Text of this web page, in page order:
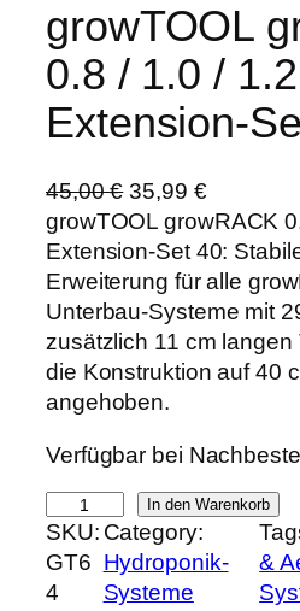
growTOOL
0.8 / 1.0 / 1.2
Extension-
45,00€ U
r
s
p
r
ü
n
g
i
c
h
e
r
35,99 €A
k
t
u
e
l
l
P
r
e
i
growTOOL growRACK
Extension-Set 40:
Erweiterung für alle
Unterbau-Systeme mit
zusätzlich 11 cm langen
die Konstruktion auf 40
angehoben.
Verfügbar bei
r
o
w
In den Warenkorb
SKU:
GT6
4
Category:
Hydroponik-
Systeme
&